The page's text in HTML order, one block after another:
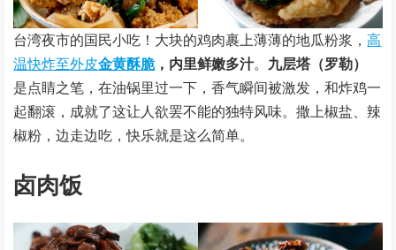
台湾夜市的国民小吃！大块的鸡肉裹上薄薄的地瓜粉浆，高
温快炸至外皮金黄酥脆，内里鲜嫩多汁。 九层塔（罗勒）
是点睛之笔，在油锅里过一下，香气瞬间被激发，和炸鸡一
起翻滚，成就了这让人欲罢不能的独特风味。撒上椒盐、辣
椒粉，边走边吃，快乐就是这么简单。
卤肉饭